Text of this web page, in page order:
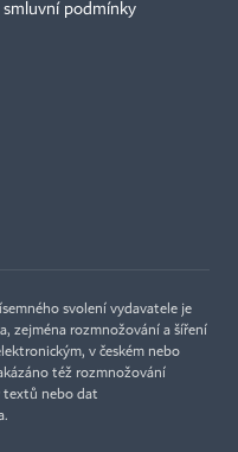
smluvní podmínky
svolení vydavatele je
zejména rozmnožování a šíření
v českém nebo
též rozmnožování
textů nebo dat